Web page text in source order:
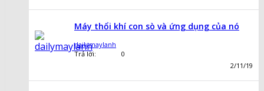
Máy thổi khí con sò và ứng dụng của nó
dailymaylanh
Trả lời:
0
2/11/19